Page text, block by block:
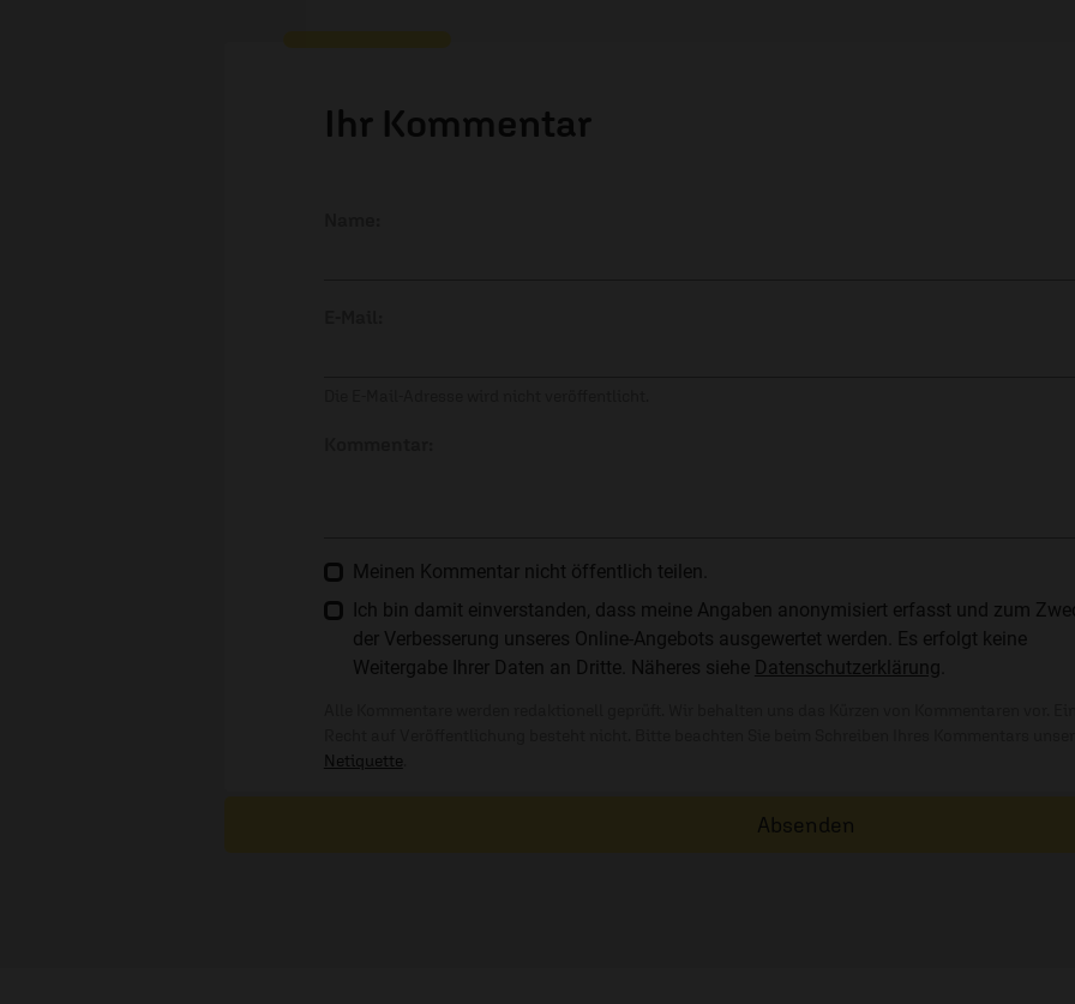
Ihr Kommentar
Meinen Kommentar nicht öffentlich teilen.
Ich bin damit einverstanden, dass meine Angaben anonymisiert erfasst und zum
der Verbesserung unseres Online-Angebots ausgewertet werden. Es erfolgt keine
Weitergabe Ihrer Daten an Dritte. Näheres siehe Datenschutzerklärung
Netiquette
Absenden